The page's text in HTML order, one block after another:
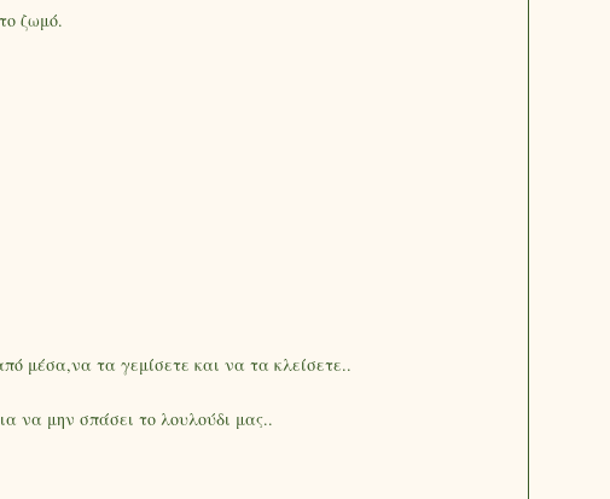
ζωμό.
μέσα,να τα γεμίσετε και να τα κλείσετε..
να μην σπάσει το λουλούδι μας..